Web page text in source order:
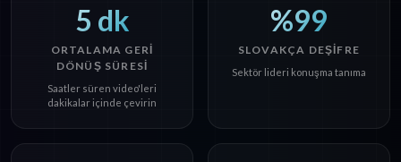
5 dk
ORTALAMA GERI
DÖNÜŞ SÜRESI
Saatler süren video'leri
dakikalar içinde çevirin
%99
SLOVAKÇA DEŞIFRE
Sektör lideri konuşma tanıma